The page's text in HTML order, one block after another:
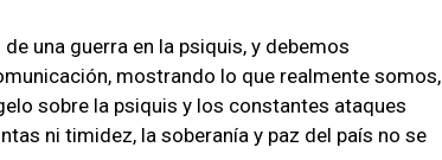
una guerra en la psiquis, y debemos
mostrando lo que realmente somos,
sobre la psiquis y los constantes ataques
ni timidez, la soberanía y paz del país no se